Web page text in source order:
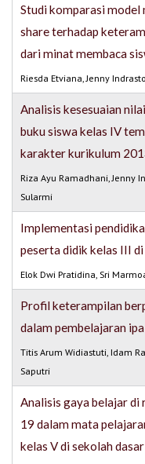
Studi komparasi model
share terhadap
dari minat membaca
Riesda Etviana, Jenny
Analisis kesesuaian
buku siswa kelas IV
karakter kurikulum
Riza Ayu Ramadhani, Jenny
Sularmi
Implementasi
peserta didik kelas III
Elok Dwi Pratidina, Sri
Profil keterampilan
dalam pembelajaran
Titis Arum Widiastuti, Idam
Saputri
Analisis gaya belajar di
19 dalam mata
kelas V di sekolah dasar